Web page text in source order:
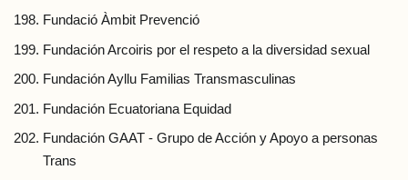
Fundació Àmbit Prevenció
Fundación Arcoiris por el respeto a la diversidad sexual
Fundación Ayllu Familias Transmasculinas
Fundación Ecuatoriana Equidad
Fundación GAAT - Grupo de Acción y Apoyo a personas
Trans